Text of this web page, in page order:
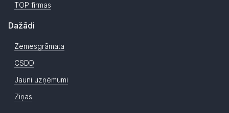
TOP firmas
Dažādi
Zemesgrāmata
CSDD
Jauni uzņēmumi
Ziņas